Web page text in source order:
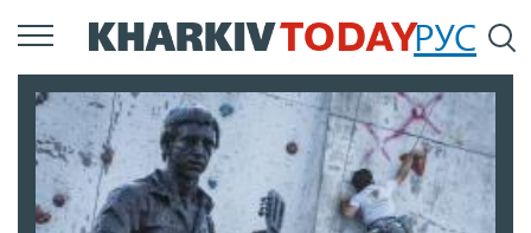
Перейти
до
вмісту
РУС